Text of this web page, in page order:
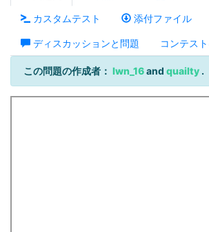
カスタムテスト 添付ファイル
ディスカッションと問題 コンテス
この問題の作成者： lwn_16and quailty.